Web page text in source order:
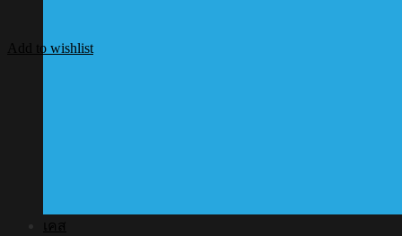
เคส
Add to wishlist